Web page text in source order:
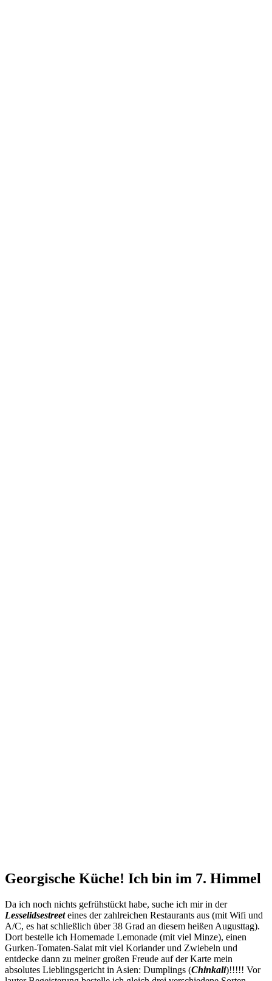
Georgische Küche! Ich bin im 7. Himmel
Da ich noch nichts gefrühstückt habe, suche ich mir in der
Lesselidsestreeteines der zahlreichen Restaurants aus (mit Wifi und
A/C, es hat schließlich über 38 Grad an diesem heißen Augusttag).
Dort bestelle ich Homemade Lemonade (mit viel Minze), einen
Gurken-Tomaten-Salat mit viel Koriander und Zwiebeln und
entdecke dann zu meiner großen Freude auf der Karte mein
absolutes Lieblingsgericht in Asien: Dumplings (Chinkali)!!!!! Vor